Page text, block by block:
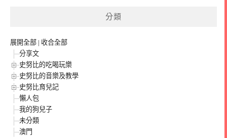
分類
展開全部 | 收合全部
分享文
史努比的吃喝玩樂
史努比的音樂及教學
史努比育兒記
懶人包
我的狗兒子
未分類
澳門